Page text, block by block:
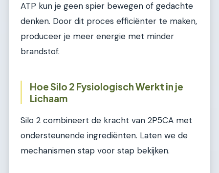
ATP kun je geen spier bewegen of gedachte
denken. Door dit proces efficiënter te maken,
produceer je meer energie met minder
brandstof.
Hoe Silo 2 Fysiologisch Werkt in je
Lichaam
Silo 2 combineert de kracht van 2P5CA met
ondersteunende ingrediënten. Laten we de
mechanismen stap voor stap bekijken.